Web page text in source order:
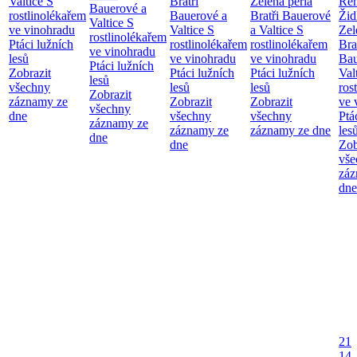
rostlinolékařem
ve vinohradu
Ptáci lužních
lesů
Zobrazit
všechny
záznamy ze
dne
Bauerové a
Valtice S
rostlinolékařem
ve vinohradu
Ptáci lužních
lesů
Zobrazit
všechny
záznamy ze
dne
Bauerové a
Valtice S
rostlinolékařem
ve vinohradu
Ptáci lužních
lesů
Zobrazit
všechny
záznamy ze
dne
Bratři Bauerové
a Valtice S
rostlinolékařem
ve vinohradu
Ptáci lužních
lesů
Zobrazit
všechny
záznamy ze dne
ve
dne
21